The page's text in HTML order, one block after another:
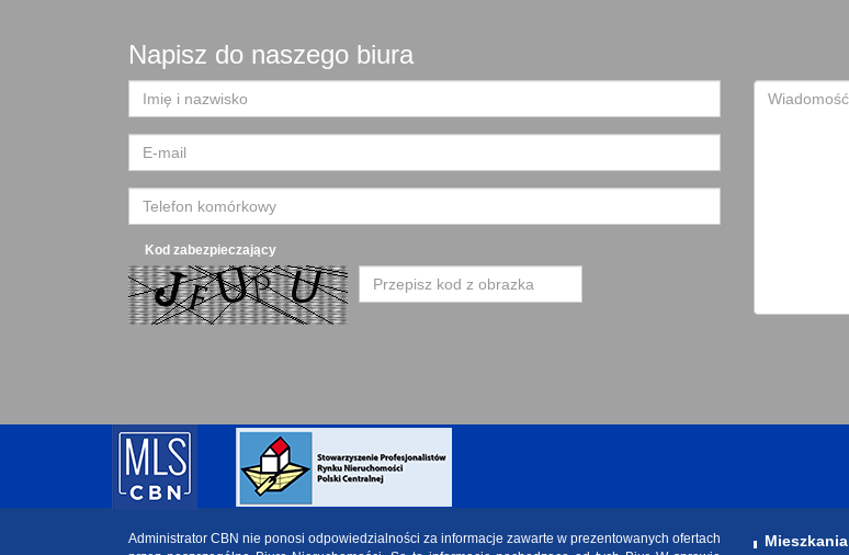
Napisz do naszego biura
Kod zabezpieczający
Administrator CBN nie ponosi odpowiedzialności za informacje zawarte w prezentowanych ofertach
Mieszkania